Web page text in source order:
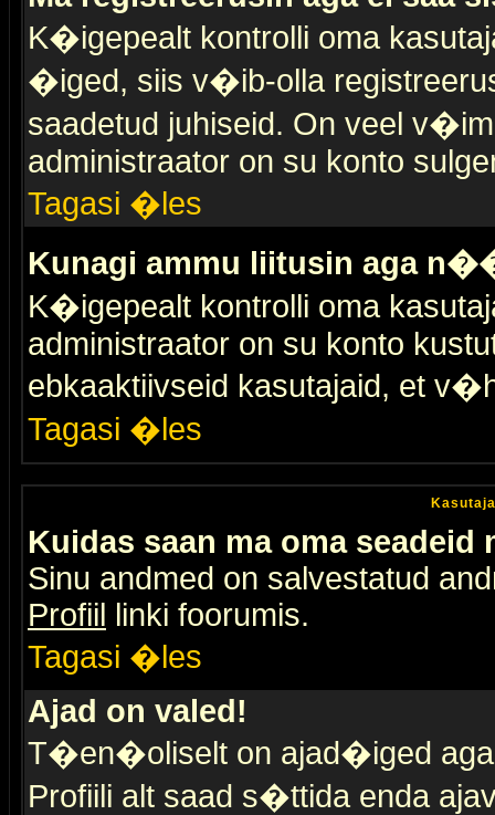
K�igepealt kontrolli oma
�iged, siis v�ib-olla
saadetud juhiseid. On veel
administraator on su konto
Tagasi �les
Kunagi ammu liitusin aga
K�igepealt kontrolli oma
administraator on su konto
ebkaaktiivseid kasutajaid, et
Tagasi �les
Kuidas saan ma oma seadeid
Sinu andmed on salvestatud
Profiil linki foorumis.
Tagasi �les
Ajad on valed!
T�en�oliselt on ajad�iged
Profiili alt saad s�ttida enda